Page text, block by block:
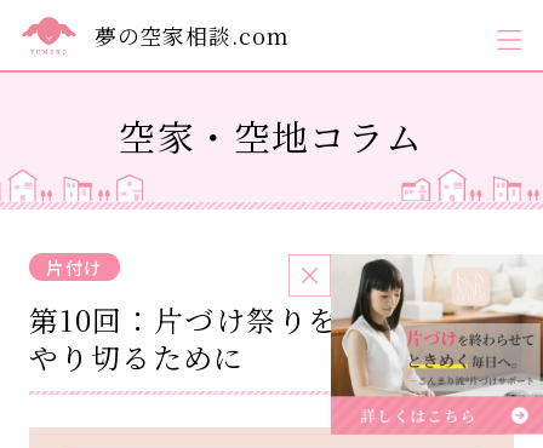
夢の空家相談.com
空家・空地コラム
片付け 2026.06.01
第10回：片づけ祭りを、最後まで
やり切るために